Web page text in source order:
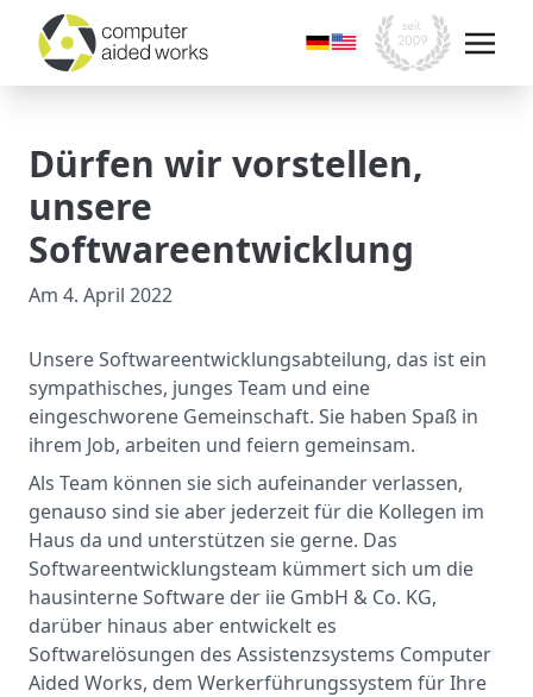
Dürfen wir vorstellen,
unsere
Softwareentwicklung
Am 4. April 2022
Unsere Softwareentwicklungsabteilung, das ist ein
sympathisches, junges Team und eine
eingeschworene Gemeinschaft. Sie haben Spaß in
ihrem Job, arbeiten und feiern gemeinsam.
Als Team können sie sich aufeinander verlassen,
genauso sind sie aber jederzeit für die Kollegen im
Haus da und unterstützen sie gerne. Das
Softwareentwicklungsteam kümmert sich um die
hausinterne Software der iie GmbH & Co. KG,
darüber hinaus aber entwickelt es
Softwarelösungen des Assistenzsystems Computer
Aided Works, dem Werkerführungssystem für Ihre